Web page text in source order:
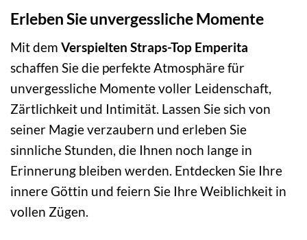
Erleben Sie unvergessliche Momente
Mit dem Verspielten Straps-Top Emperita
schaffen Sie die perfekte Atmosphäre für
unvergessliche Momente voller Leidenschaft,
Zärtlichkeit und Intimität. Lassen Sie sich von
seiner Magie verzaubern und erleben Sie
sinnliche Stunden, die Ihnen noch lange in
Erinnerung bleiben werden. Entdecken Sie Ihre
innere Göttin und feiern Sie Ihre Weiblichkeit in
vollen Zügen.